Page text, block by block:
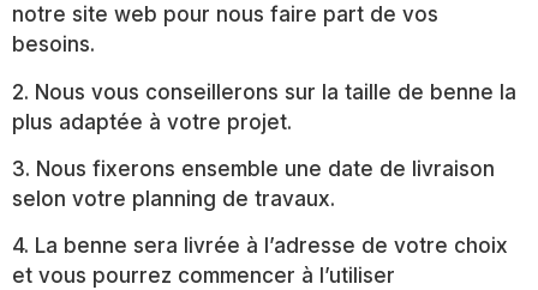
notre site web pour nous faire part de vos
besoins.
2. Nous vous conseillerons sur la taille de benne la
plus adaptée à votre projet.
3. Nous fixerons ensemble une date de livraison
selon votre planning de travaux.
4. La benne sera livrée à l’adresse de votre choix
et vous pourrez commencer à l’utiliser